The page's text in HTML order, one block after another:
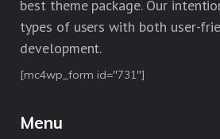
best theme package. Our
types of users with both user-
development.
[mc4wp_form id="731"]
Menu